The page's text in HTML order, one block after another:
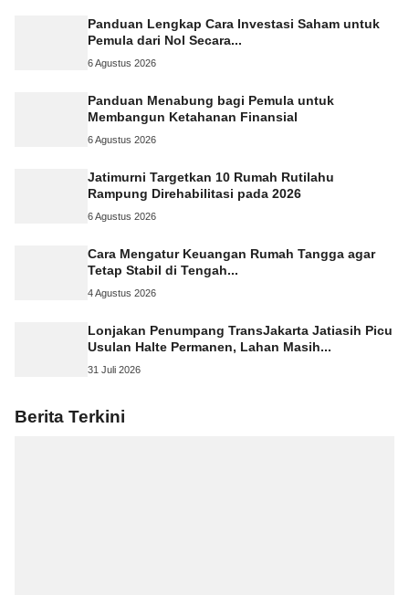
Panduan Lengkap Cara Investasi Saham untuk
Pemula dari Nol Secara...
6 Agustus 2026
Panduan Menabung bagi Pemula untuk
Membangun Ketahanan Finansial
6 Agustus 2026
Jatimurni Targetkan 10 Rumah Rutilahu
Rampung Direhabilitasi pada 2026
6 Agustus 2026
Cara Mengatur Keuangan Rumah Tangga agar
Tetap Stabil di Tengah...
4 Agustus 2026
Lonjakan Penumpang TransJakarta Jatiasih Picu
Usulan Halte Permanen, Lahan Masih...
31 Juli 2026
Berita Terkini